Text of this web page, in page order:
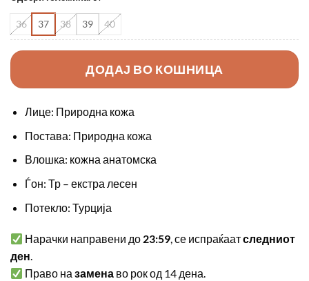
36 37 38 39 40
ДОДАЈ ВО КОШНИЦА
Лице: Природна кожа
Постава: Природна кожа
Влошка: кожна анатомска
Ѓон: Тр – екстра лесен
Потекло: Турција
Нарачки направени до 23:59, се испраќаатследниот
ден.
Право назамена во рок од 14 дена.